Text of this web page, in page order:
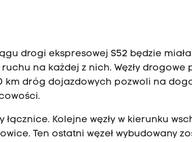
drogi ekspresowej S52 będzie miała
na każdej z nich. Węzły drogowe
km dróg dojazdowych pozwoli na
Kolejne węzły w kierunku
Ten ostatni węzeł wybudowany